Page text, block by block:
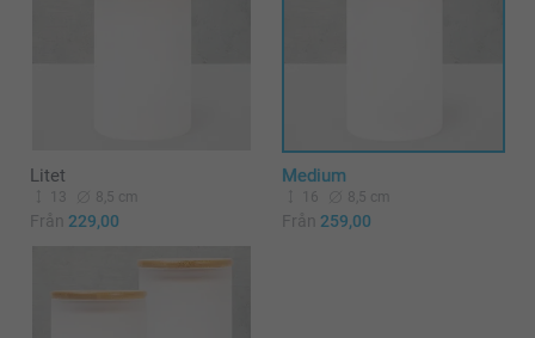
Litet
13 8,5 cm
Från 229,00
Medium
16 8,5 cm
Från 259,00